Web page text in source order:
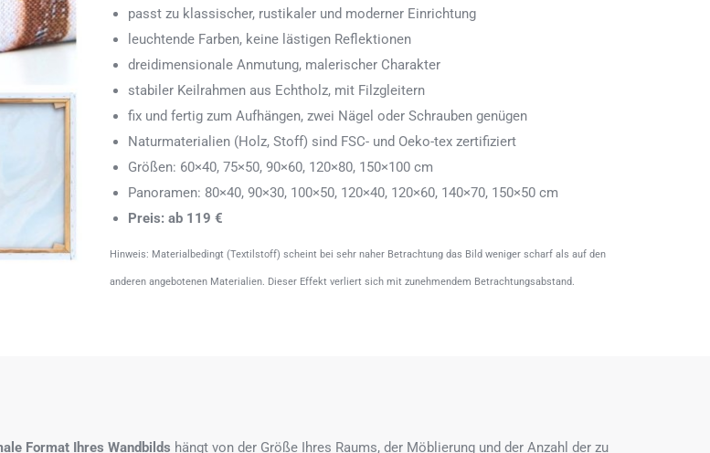
passt zu klassischer, rustikaler und moderner Einrichtung
leuchtende Farben, keine lästigen Reflektionen
dreidimensionale Anmutung, malerischer Charakter
stabiler Keilrahmen aus Echtholz, mit Filzgleitern
fix und fertig zum Aufhängen, zwei Nägel oder Schrauben genügen
Naturmaterialien (Holz, Stoff) sind FSC- und Oeko-tex zertifiziert
Größen: 60×40, 75×50, 90×60, 120×80, 150×100 cm
Panoramen: 80×40, 90×30, 100×50, 120×40, 120×60, 140×70, 150×50 cm
Preis: ab 119 €
Hinweis: Materialbedingt (Textilstoff) scheint bei sehr naher Betrachtung das Bild weniger scharf als auf den
anderen angebotenen Materialien. Dieser Effekt verliert sich mit zunehmendem Betrachtungsabstand.
Format Ihres Wandbilds hängt von der Größe Ihres Raums, der Möblierung und der Anzahl der zu